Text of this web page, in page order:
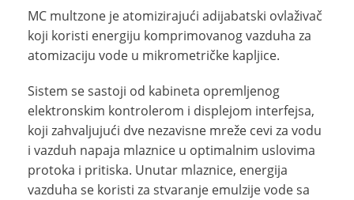
MC multzone je atomizirajući adijabatski ovlaživač
koji koristi energiju komprimovanog vazduha za
atomizaciju vode u mikrometričke kapljice.
Sistem se sastoji od kabineta opremljenog
elektronskim kontrolerom i displejom interfejsa,
koji zahvaljujući dve nezavisne mreže cevi za vodu
i vazduh napaja mlaznice u optimalnim uslovima
protoka i pritiska. Unutar mlaznice, energija
vazduha se koristi za stvaranje emulzije vode sa